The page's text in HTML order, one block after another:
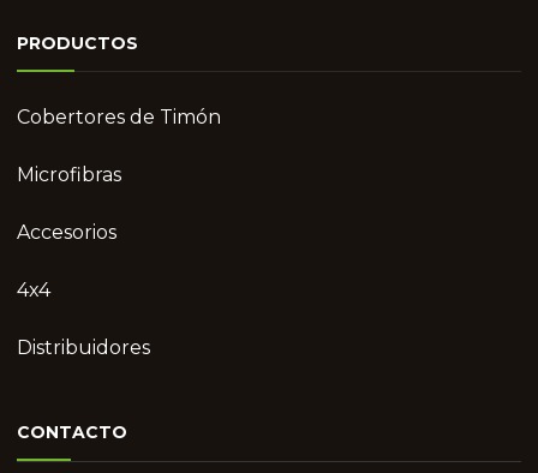
PRODUCTOS
Cobertores de Timón
Microfibras
Accesorios
4x4
Distribuidores
CONTACTO